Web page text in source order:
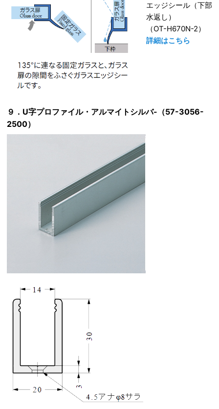
エッジシール（下部
水返し）
（OT-H670N-2）
詳細はこちら
９．U字プロファイル・アルマイトシルバ-（57-3056-
2500）